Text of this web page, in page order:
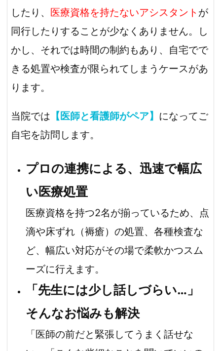
したり、 医療資格を持たないアシスタント が
同行したりすることが少なくありません。し
かし、それでは時間の制約もあり、自宅でで
きる処置や検査が限られてしまうケースがあ
ります。
当院では 【医師と看護師がペア】 になってご
自宅を訪問します。
プロの連携による、迅速で幅広
い医療処置
医療資格を持つ2名が揃っているため、点
滴や床ずれ（褥瘡）の処置、各種検査な
ど、幅広い対応がその場で柔軟かつスム
ーズに行えます。
「先生には少し話しづらい…」
そんなお悩みも解決
「医師の前だと緊張してうまく話せな